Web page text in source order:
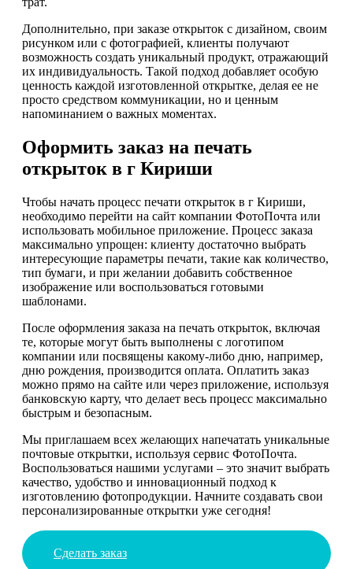
Дополнительно, при заказе открыток с дизайном, своим
рисунком или с фотографией, клиенты получают
возможность создать уникальный продукт, отражающий
их индивидуальность. Такой подход добавляет особую
ценность каждой изготовленной открытке, делая ее не
просто средством коммуникации, но и ценным
напоминанием о важных моментах.
Оформить заказ на печать
открыток в г Кириши
Чтобы начать процесс печати открыток в г Кириши,
необходимо перейти на сайт компании ФотоПочта или
использовать мобильное приложение. Процесс заказа
максимально упрощен: клиенту достаточно выбрать
интересующие параметры печати, такие как количество,
тип бумаги, и при желании добавить собственное
изображение или воспользоваться готовыми
шаблонами.
После оформления заказа на печать открыток, включая
те, которые могут быть выполнены с логотипом
компании или посвящены какому-либо дню, например,
дню рождения, производится оплата. Оплатить заказ
можно прямо на сайте или через приложение, используя
банковскую карту, что делает весь процесс максимально
быстрым и безопасным.
Мы приглашаем всех желающих напечатать уникальные
почтовые открытки, используя сервис ФотоПочта.
Воспользоваться нашими услугами – это значит выбрать
качество, удобство и инновационный подход к
изготовлению фотопродукции. Начните создавать свои
персонализированные открытки уже сегодня!
Сделать заказ